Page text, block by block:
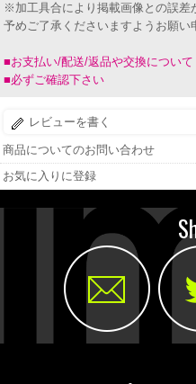
※加工具合により掲載画像との誤差
予めご了承くださいますようお願い
■お支払い/配送/返品や交換について
■必ずご確認下さい
レビューを書く
商品についてのお問い合わせ
お気に入りに登録